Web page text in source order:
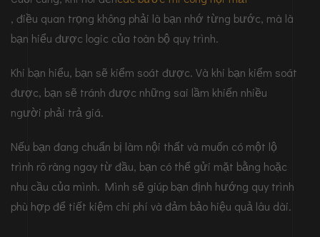
, điều quan trọng không phải là bạn nhớ từng bước, mà là
bạn hiểu được logic của toàn bộ quy trình.
Khi bạn hiểu, bạn sẽ kiểm soát được. Và khi bạn kiểm soát
được, bạn sẽ tránh được những sai lầm khiến nhiều
người phải trả giá.
Nếu bạn đang chuẩn bị làm nội thất và muốn có một lộ
trình rõ ràng ngay từ đầu, bạn có thể gửi mặt bằng hoặc
nhu cầu của mình. Mình sẽ giúp bạn định hướng quy trình
phù hợp để tiết kiệm chi phí và đảm bảo hiệu quả lâu dài.